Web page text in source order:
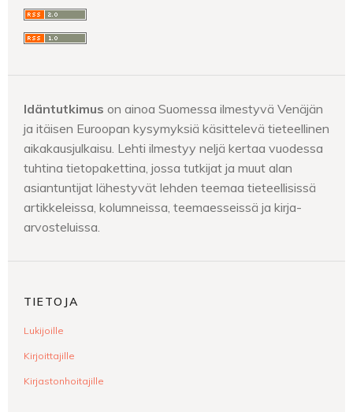
Idäntutkimus on ainoa Suomessa ilmestyvä Venäjän
ja itäisen Euroopan kysymyksiä käsittelevä tieteellinen
aikakausjulkaisu. Lehti ilmestyy neljä kertaa vuodessa
tuhtina tietopakettina, jossa tutkijat ja muut alan
asiantuntijat lähestyvät lehden teemaa tieteellisissä
artikkeleissa, kolumneissa, teemaesseissä ja kirja-
arvosteluissa.
TIETOJA
Lukijoille
Kirjoittajille
Kirjastonhoitajille